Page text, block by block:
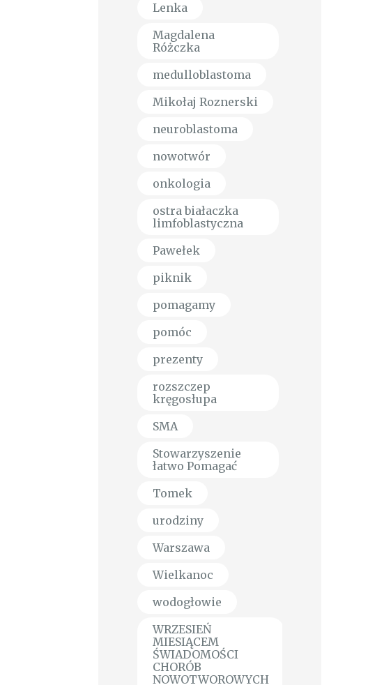
Lenka
Magdalena
Różczka
medulloblastoma
Mikołaj Roznerski
neuroblastoma
nowotwór
onkologia
ostra białaczka
limfoblastyczna
Pawełek
piknik
pomagamy
pomóc
prezenty
rozszczep
kręgosłupa
SMA
Stowarzyszenie
łatwo Pomagać
Tomek
urodziny
Warszawa
Wielkanoc
wodogłowie
WRZESIEŃ
MIESIĄCEM
ŚWIADOMOŚCI
CHORÓB
NOWOTWOROWYCH